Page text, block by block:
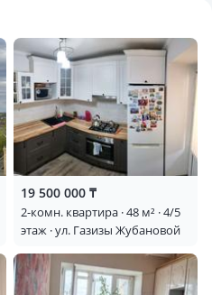
19 500 000 ₸
2-комн. квартира · 48 м² · 4/5
этаж · ул. Газизы Жубановой